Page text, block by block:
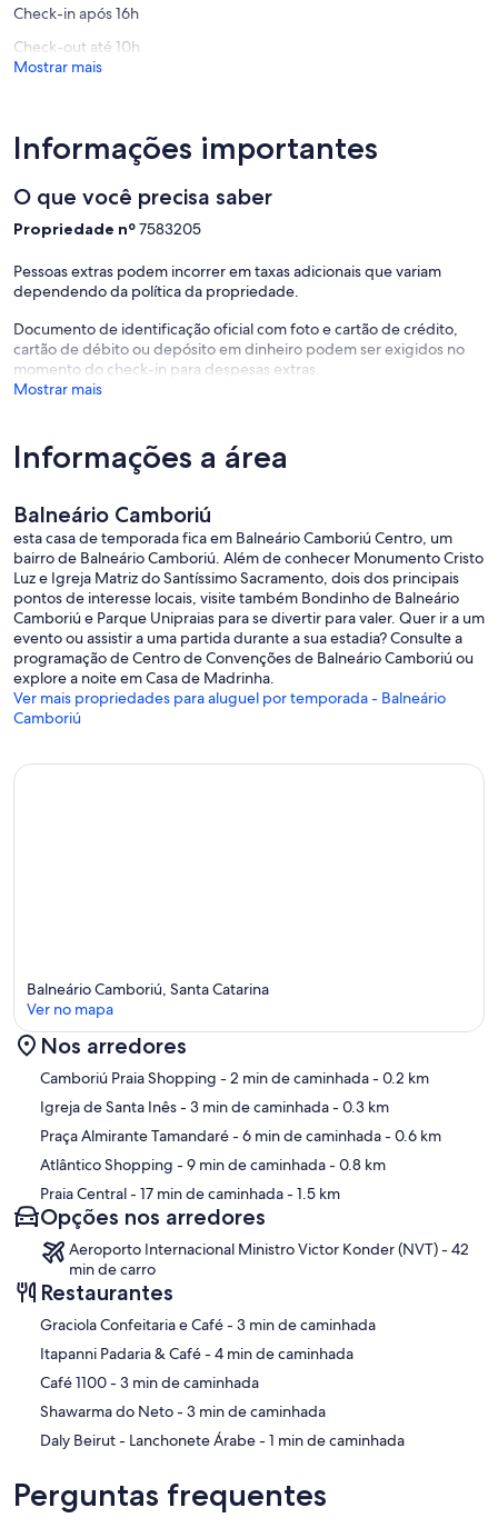
Bento
Check-in após 16h
Check-out até 10h
Mostrar mais
Informações importantes
O que você precisa saber
Propriedade nº7583205
Pessoas extras podem incorrer em taxas adicionais que variam
dependendo da política da propriedade.
Documento de identificação oficial com foto e cartão de crédito,
cartão de débito ou depósito em dinheiro podem ser exigidos no
momento do check-in para despesas extras.
Mostrar mais
Informações a área
Balneário Camboriú
esta casa de temporada fica em Balneário Camboriú Centro, um
bairro de Balneário Camboriú. Além de conhecer Monumento Cristo
Luz e Igreja Matriz do Santíssimo Sacramento, dois dos principais
pontos de interesse locais, visite também Bondinho de Balneário
Camboriú e Parque Unipraias para se divertir para valer. Quer ir a um
evento ou assistir a uma partida durante a sua estadia? Consulte a
programação de Centro de Convenções de Balneário Camboriú ou
explore a noite em Casa de Madrinha.
Ver mais propriedades para aluguel por temporada - Balneário
Camboriú
Mapa
Balneário Camboriú, Santa Catarina
Ver no mapa
Nos arredores
Camboriú Praia Shopping - 2 min de caminhada- 0.2 km
Igreja de Santa Inês- 3 min de caminhada- 0.3 km
Praça Almirante Tamandaré- 6 min de caminhada- 0.6 km
Atlântico Shopping - 9 min de caminhada- 0.8 km
Praia Central- 17 min de caminhada- 1.5 km
Opções nos arredores
Aeroporto Internacional Ministro Victor Konder (NVT) - 42
min de carro
Restaurantes
‪Graciola Confeitaria e Café - ‬3 min de caminhada
‪Itapanni Padaria & Café - ‬4 min de caminhada
‪Café 1100 - ‬3 min de caminhada
‪Shawarma do Neto - ‬3 min de caminhada
‪Daly Beirut - Lanchonete Árabe - ‬1 min de caminhada
Perguntas frequentes